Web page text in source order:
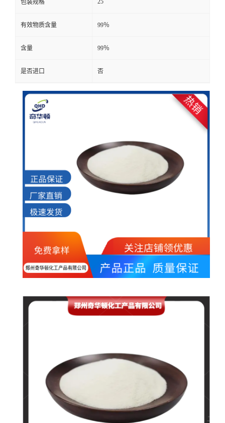
包装规格 25
有效物质含量 99％
含量 99％
是否进口 否